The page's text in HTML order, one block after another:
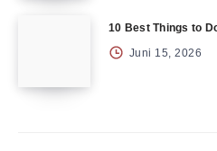
10 Best Things to
Juni 15, 2026